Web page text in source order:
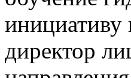
инициативу
директор